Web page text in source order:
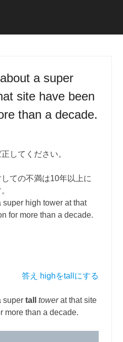
a super
site have been
than a decade.
してください。
ての不満は10年以上に
high tower at that
for more than a decade.
答え highをtallにする
supertall towerat that site
more than a decade.